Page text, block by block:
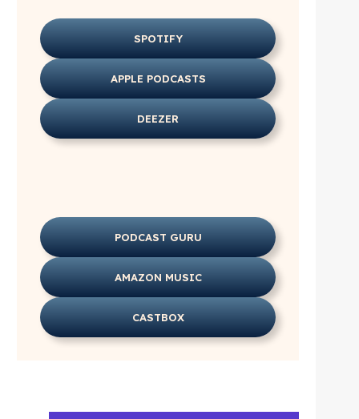
SPOTIFY
APPLE PODCASTS
DEEZER
PODCAST GURU
AMAZON MUSIC
CASTBOX